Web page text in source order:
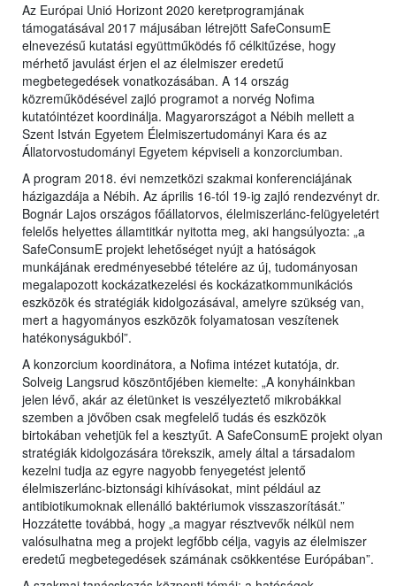
Az Európai Unió Horizont 2020 keretprogramjának
támogatásával 2017 májusában létrejött SafeConsumE
elnevezésű kutatási együttműködés fő célkitűzése, hogy
mérhető javulást érjen el az élelmiszer eredetű
megbetegedések vonatkozásában. A 14 ország
közreműködésével zajló programot a norvég Nofima
kutatóintézet koordinálja. Magyarországot a Nébih mellett a
Szent István Egyetem Élelmiszertudományi Kara és az
Állatorvostudományi Egyetem képviseli a konzorciumban.
A program 2018. évi nemzetközi szakmai konferenciájának
házigazdája a Nébih. Az április 16-tól 19-ig zajló rendezvényt dr.
Bognár Lajos országos főállatorvos, élelmiszerlánc-felügyeletért
felelős helyettes államtitkár nyitotta meg, aki hangsúlyozta: „a
SafeConsumE projekt lehetőséget nyújt a hatóságok
munkájának eredményesebbé tételére az új, tudományosan
megalapozott kockázatkezelési és kockázatkommunikációs
eszközök és stratégiák kidolgozásával, amelyre szükség van,
mert a hagyományos eszközök folyamatosan veszítenek
hatékonyságukból”.
A konzorcium koordinátora, a Nofima intézet kutatója, dr.
Solveig Langsrud köszöntőjében kiemelte: „A konyháinkban
jelen lévő, akár az életünket is veszélyeztető mikrobákkal
szemben a jövőben csak megfelelő tudás és eszközök
birtokában vehetjük fel a kesztyűt. A SafeConsumE projekt olyan
stratégiák kidolgozására törekszik, amely által a társadalom
kezelni tudja az egyre nagyobb fenyegetést jelentő
élelmiszerlánc-biztonsági kihívásokat, mint például az
antibiotikumoknak ellenálló baktériumok visszaszorítását.”
Hozzátette továbbá, hogy „a magyar résztvevők nélkül nem
valósulhatna meg a projekt legfőbb célja, vagyis az élelmiszer
eredetű megbetegedések számának csökkentése Európában”.